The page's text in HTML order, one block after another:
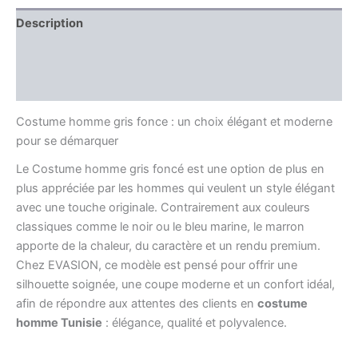
Description
Costume homme gris fonce : un choix élégant et moderne
pour se démarquer
Le Costume homme gris foncé est une option de plus en
plus appréciée par les hommes qui veulent un style élégant
avec une touche originale. Contrairement aux couleurs
classiques comme le noir ou le bleu marine, le marron
apporte de la chaleur, du caractère et un rendu premium.
Chez EVASION, ce modèle est pensé pour offrir une
silhouette soignée, une coupe moderne et un confort idéal,
afin de répondre aux attentes des clients en costume
homme Tunisie : élégance, qualité et polyvalence.